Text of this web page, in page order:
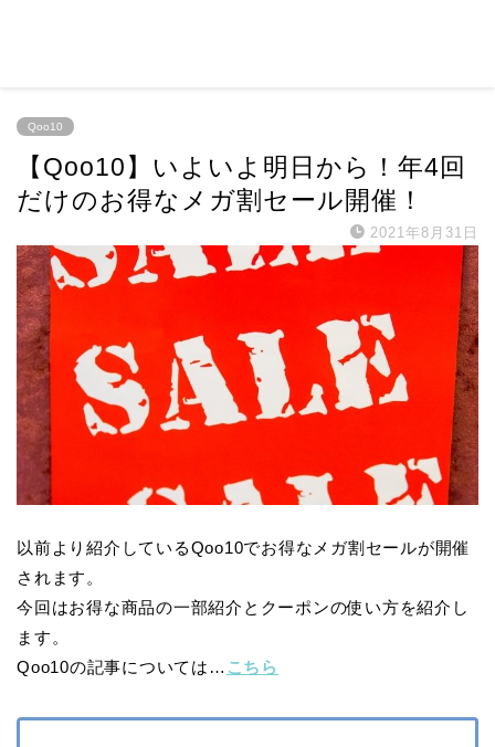
Qoo10
【Qoo10】いよいよ明日から！年4回
だけのお得なメガ割セール開催！
2021年8月31日
以前より紹介しているQoo10でお得なメガ割セールが開催
されます。
今回はお得な商品の一部紹介とクーポンの使い方を紹介し
ます。
Qoo10の記事については… こちら